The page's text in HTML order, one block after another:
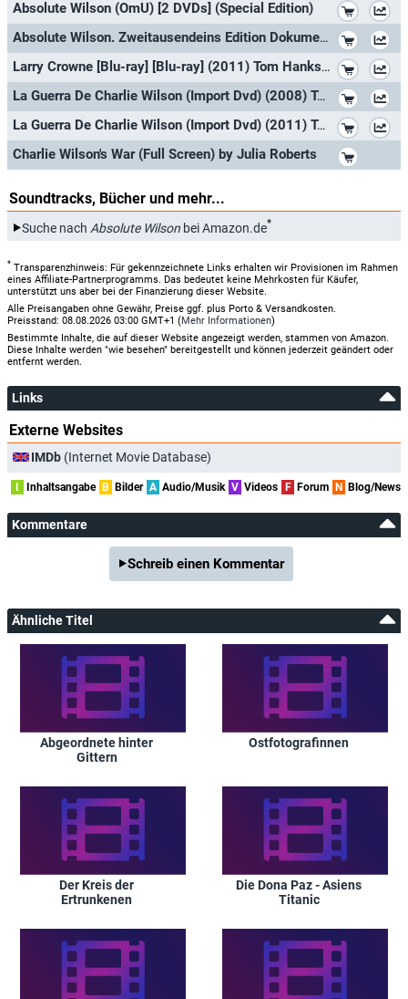
Absolute Wilson (OmU) [2 DVDs] (Special Edition)
Absolute Wilson. Zweitausendeins Edition Dokumentation 35.
Larry Crowne [Blu-ray] [Blu-ray] (2011) Tom Hanks; Julia Roberts; Bryan Cranston
La Guerra De Charlie Wilson (Import Dvd) (2008) Tom Hanks; Julia Roberts; Phil
La Guerra De Charlie Wilson (Import Dvd) (2011) Tom Hanks; Julia Roberts; Phil
Charlie Wilson's War (Full Screen) by Julia Roberts
Soundtracks, Bücher und mehr...
Suche nach Absolute Wilson bei Amazon.de*
* Transparenzhinweis: Für gekennzeichnete Links erhalten wir Provisionen im Rahmen
eines Affiliate-Partnerprogramms. Das bedeutet keine Mehrkosten für Käufer,
unterstützt uns aber bei der Finanzierung dieser Website.
Alle Preisangaben ohne Gewähr, Preise ggf. plus Porto & Versandkosten.
Preisstand: 08.08.2026 03:00 GMT+1 (Mehr Informationen)
Bestimmte Inhalte, die auf dieser Website angezeigt werden, stammen von Amazon.
Diese Inhalte werden "wie besehen" bereitgestellt und können jederzeit geändert oder
entfernt werden.
Links
Externe Websites
IMDb (Internet Movie Database)
I Inhaltsangabe B Bilder A Audio/Musik V Videos F Forum N Blog/News
Kommentare
Schreib einen Kommentar
Ähnliche Titel
Abgeordnete hinter
Gittern
Ostfotografinnen
Der Kreis der
Ertrunkenen
Die Dona Paz - Asiens
Titanic